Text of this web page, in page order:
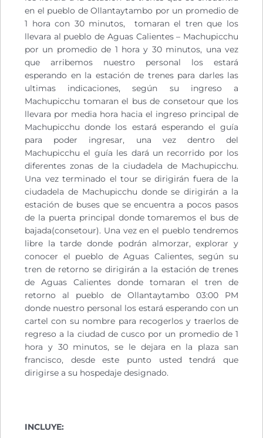
en el pueblo de Ollantaytambo por un promedio de
1 hora con 30 minutos, tomaran el tren que los
llevara al pueblo de Aguas Calientes – Machupicchu
por un promedio de 1 hora y 30 minutos, una vez
que arribemos nuestro personal los estará
esperando en la estación de trenes para darles las
ultimas indicaciones, según su ingreso a
Machupicchu tomaran el bus de consetour que los
llevara por media hora hacia el ingreso principal de
Machupicchu donde los estará esperando el guía
para poder ingresar, una vez dentro del
Machupicchu el guía les dará un recorrido por los
diferentes zonas de la ciudadela de Machupicchu.
Una vez terminado el tour se dirigirán fuera de la
ciudadela de Machupicchu donde se dirigirán a la
estación de buses que se encuentra a pocos pasos
de la puerta principal donde tomaremos el bus de
bajada(consetour). Una vez en el pueblo tendremos
libre la tarde donde podrán almorzar, explorar y
conocer el pueblo de Aguas Calientes, según su
tren de retorno se dirigirán a la estación de trenes
de Aguas Calientes donde tomaran el tren de
retorno al pueblo de Ollantaytambo 03:00 PM
donde nuestro personal los estará esperando con un
cartel con su nombre para recogerlos y traerlos de
regreso a la ciudad de cusco por un promedio de 1
hora y 30 minutos, se le dejara en la plaza san
francisco, desde este punto usted tendrá que
dirigirse a su hospedaje designado.
INCLUYE: